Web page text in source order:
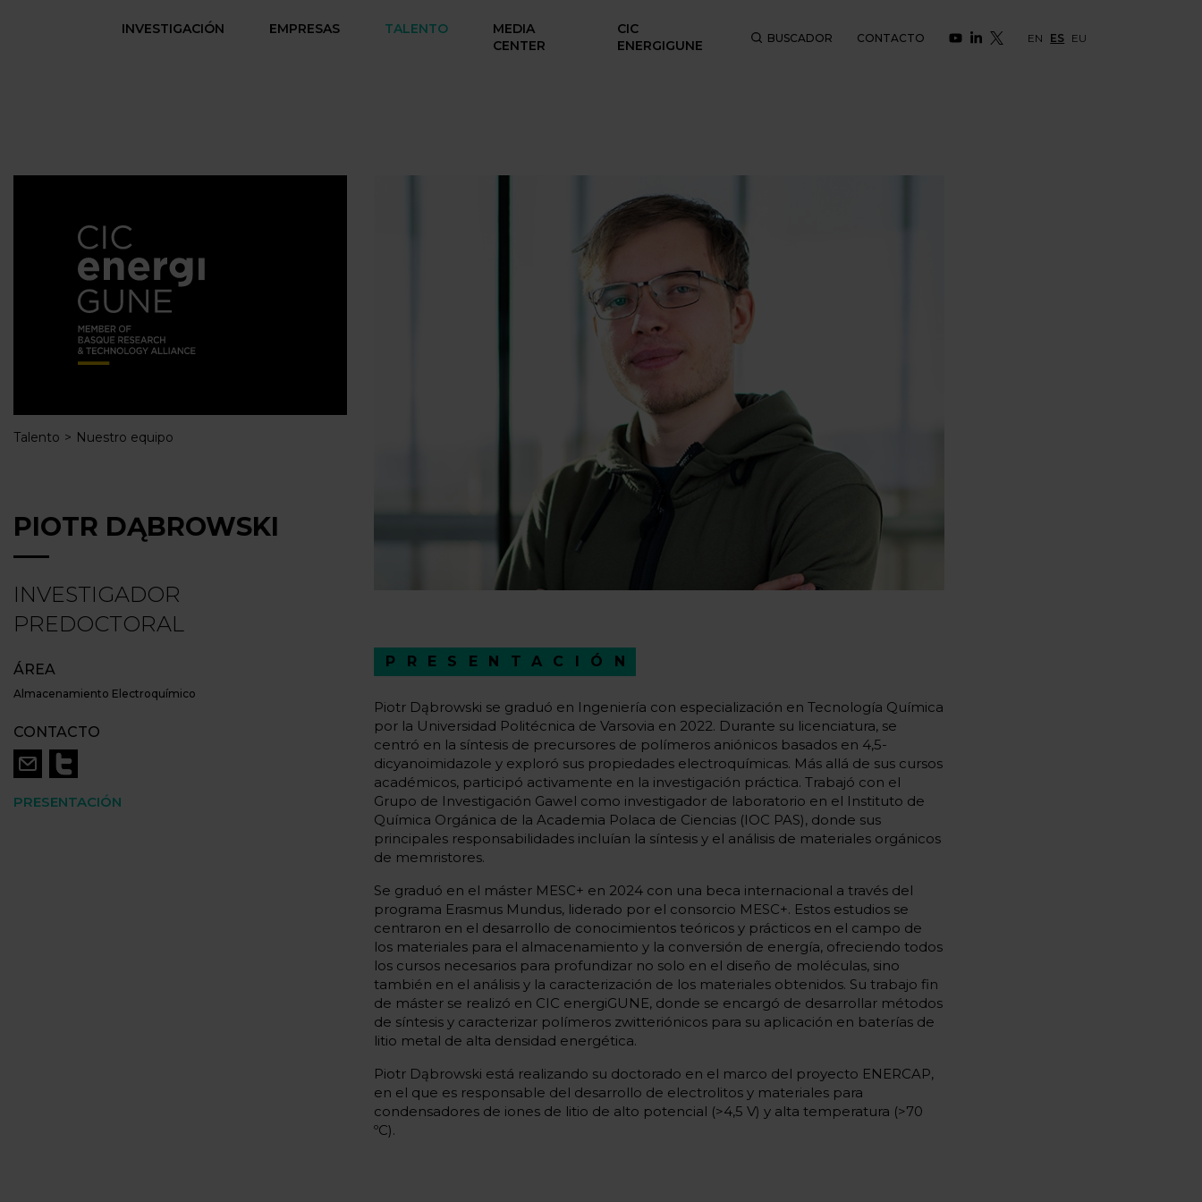
INVESTIGACIÓN EMPRESAS TALENTO
MEDIA
CENTER
CIC
ENERGIGUNE
BUSCADOR CONTACTO EN ES EU
Talento Nuestro equipo
PIOTR DĄBROWSKI
INVESTIGADOR
PREDOCTORAL
ÁREA
Almacenamiento Electroquímico
CONTACTO
PRESENTACIÓN
PRESENTACIÓN
Piotr Dąbrowski se graduó en Ingeniería con especialización en Tecnología Química
por la Universidad Politécnica de Varsovia en 2022. Durante su licenciatura, se
centró en la síntesis de precursores de polímeros aniónicos basados en 4,5-
dicyanoimidazole y exploró sus propiedades electroquímicas. Más allá de sus cursos
académicos, participó activamente en la investigación práctica. Trabajó con el
Grupo de Investigación Gawel como investigador de laboratorio en el Instituto de
Química Orgánica de la Academia Polaca de Ciencias (IOC PAS), donde sus
principales responsabilidades incluían la síntesis y el análisis de materiales orgánicos
de memristores.
Se graduó en el máster MESC+ en 2024 con una beca internacional a través del
programa Erasmus Mundus, liderado por el consorcio MESC+. Estos estudios se
centraron en el desarrollo de conocimientos teóricos y prácticos en el campo de
los materiales para el almacenamiento y la conversión de energía, ofreciendo todos
los cursos necesarios para profundizar no solo en el diseño de moléculas, sino
también en el análisis y la caracterización de los materiales obtenidos. Su trabajo fin
de máster se realizó en CIC energiGUNE, donde se encargó de desarrollar métodos
de síntesis y caracterizar polímeros zwitteriónicos para su aplicación en baterías de
litio metal de alta densidad energética.
Piotr Dąbrowski está realizando su doctorado en el marco del proyecto ENERCAP,
en el que es responsable del desarrollo de electrolitos y materiales para
condensadores de iones de litio de alto potencial (>4,5 V) y alta temperatura (>70
ºC).